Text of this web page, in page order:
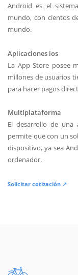
Android es el
mundo, con cientos
mundo.
Aplicaciones ios
La App Store posee
millones de usuarios
para hacer pagos
Multiplataforma
El desarrollo de una
permite que con un
dispositivo, ya sea
ordenador.
Solicitar cotización ↗